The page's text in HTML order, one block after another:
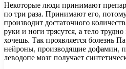
Некоторые люди принимают
по три раза. Принимают его,
производит достаточного
руки и ноги трясутся, а тело трудно
хочешь. Так проявляется болезнь
нейроны, производящие дофамин,
леводопе мозг получает